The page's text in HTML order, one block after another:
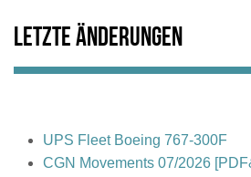
Letzte Änderungen
UPS Fleet Boeing 767-300F
CGN Movements 07/2026